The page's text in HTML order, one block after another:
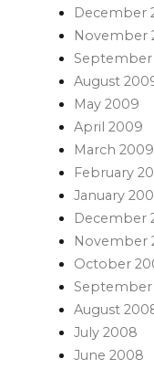
December
November
September
August
May 2009
April 2009
March 2009
February
January
December
November
October
September
August
July 2008
June 2008